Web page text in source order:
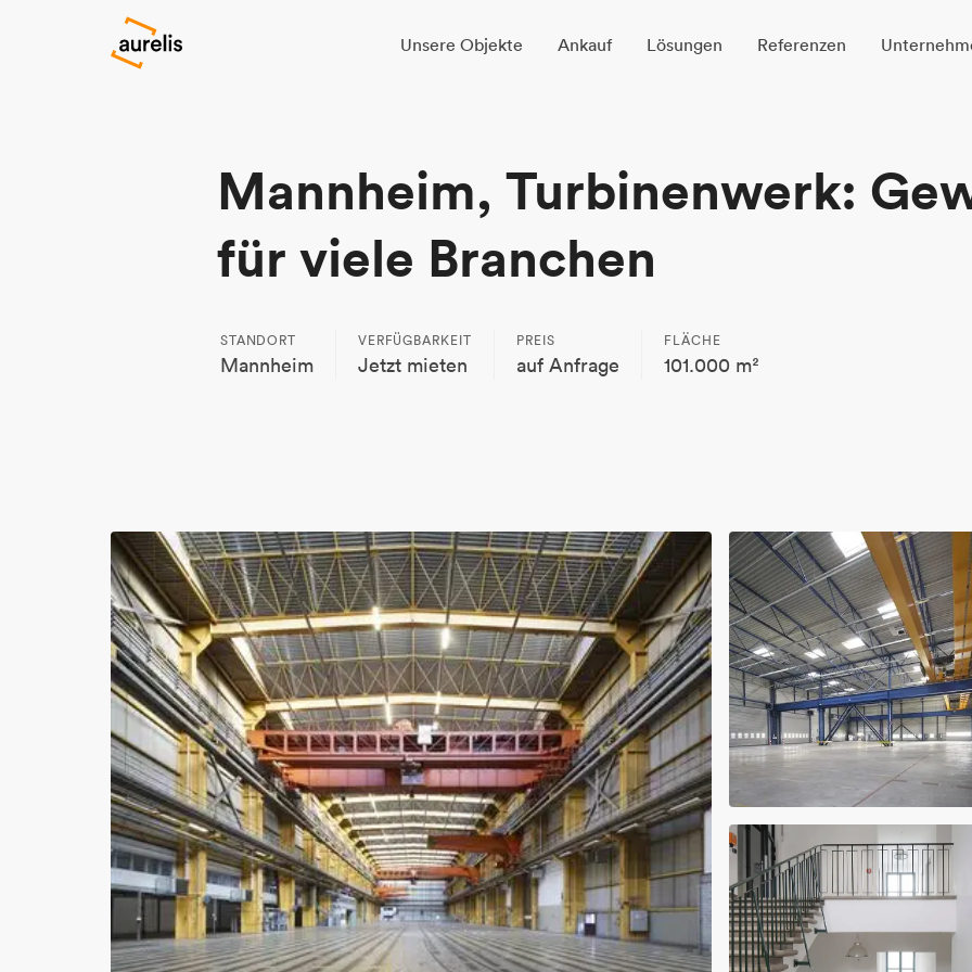
Unsere Objekte Ankauf Lösungen Referenzen
Mannheim, Turbinenwerk:
für viele Branchen
STANDORT
Mannheim
VERFÜGBARKEIT
Jetzt mieten
PREIS
auf Anfrage
FLÄCHE
101.000 m²